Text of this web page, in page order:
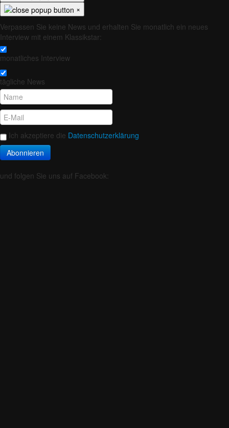
×
Verpassen Sie keine News und erhalten Sie monatlich ein neues
Interview mit einem Klassikstar:
monatliches Interview
tägliche News
Ich akzeptiere die Datenschutzerklärung
Abonnieren
und folgen Sie uns auf Facebook: